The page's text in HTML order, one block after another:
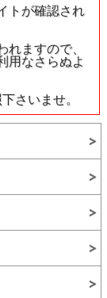
小径 × 最大径
REPORT
ル等は一切お断
等についての詳
おります。ま
り扱っており
ージからご注文
ざいます。
くか、同等品に
トが確認され
ますので、
用なさらぬよ
さいませ。